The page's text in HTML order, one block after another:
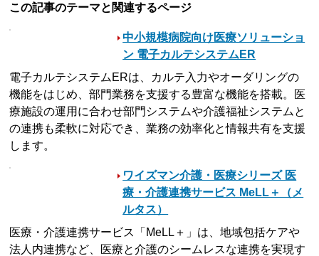
この記事のテーマと関連するページ
中小規模病院向け医療ソリューショ
ン 電子カルテシステムER
電子カルテシステムERは、カルテ入力やオーダリングの
機能をはじめ、部門業務を支援する豊富な機能を搭載。医
療施設の運用に合わせ部門システムや介護福祉システムと
の連携も柔軟に対応でき、業務の効率化と情報共有を支援
します。
ワイズマン介護・医療シリーズ 医
療・介護連携サービス MeLL＋（メ
ルタス）
医療・介護連携サービス「MeLL＋」は、地域包括ケアや
法人内連携など、医療と介護のシームレスな連携を実現す